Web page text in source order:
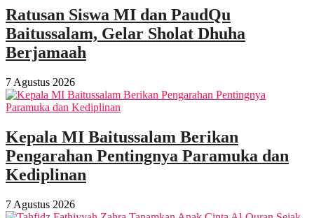
Ratusan Siswa MI dan PaudQu
Baitussalam, Gelar Sholat Dhuha
Berjamaah
7 Agustus 2026
Kepala MI Baitussalam Berikan
Pengarahan Pentingnya Paramuka dan
Kediplinan
7 Agustus 2026